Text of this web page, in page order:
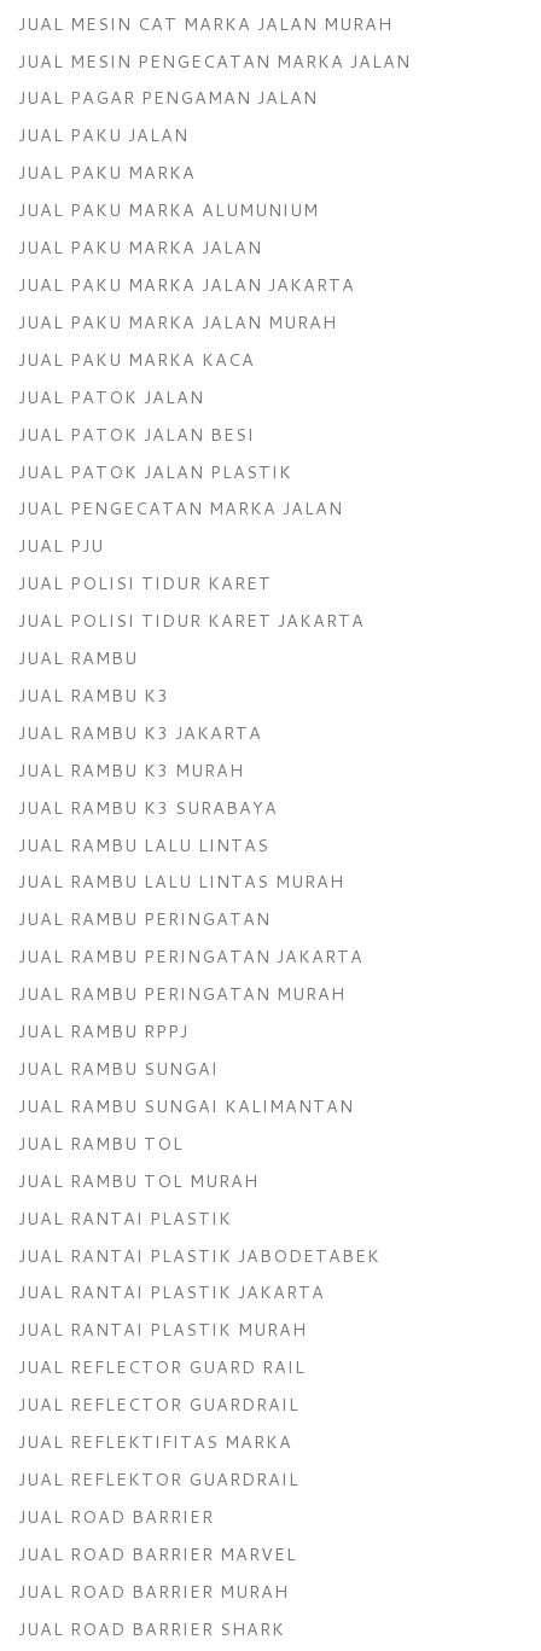
JUAL MESIN CAT MARKA JALAN MURAH
JUAL MESIN PENGECATAN MARKA JALAN
JUAL PAGAR PENGAMAN JALAN
JUAL PAKU JALAN
JUAL PAKU MARKA
JUAL PAKU MARKA ALUMUNIUM
JUAL PAKU MARKA JALAN
JUAL PAKU MARKA JALAN JAKARTA
JUAL PAKU MARKA JALAN MURAH
JUAL PAKU MARKA KACA
JUAL PATOK JALAN
JUAL PATOK JALAN BESI
JUAL PATOK JALAN PLASTIK
JUAL PENGECATAN MARKA JALAN
JUAL PJU
JUAL POLISI TIDUR KARET
JUAL POLISI TIDUR KARET JAKARTA
JUAL RAMBU
JUAL RAMBU K3
JUAL RAMBU K3 JAKARTA
JUAL RAMBU K3 MURAH
JUAL RAMBU K3 SURABAYA
JUAL RAMBU LALU LINTAS
JUAL RAMBU LALU LINTAS MURAH
JUAL RAMBU PERINGATAN
JUAL RAMBU PERINGATAN JAKARTA
JUAL RAMBU PERINGATAN MURAH
JUAL RAMBU RPPJ
JUAL RAMBU SUNGAI
JUAL RAMBU SUNGAI KALIMANTAN
JUAL RAMBU TOL
JUAL RAMBU TOL MURAH
JUAL RANTAI PLASTIK
JUAL RANTAI PLASTIK JABODETABEK
JUAL RANTAI PLASTIK JAKARTA
JUAL RANTAI PLASTIK MURAH
JUAL REFLECTOR GUARD RAIL
JUAL REFLECTOR GUARDRAIL
JUAL REFLEKTIFITAS MARKA
JUAL REFLEKTOR GUARDRAIL
JUAL ROAD BARRIER
JUAL ROAD BARRIER MARVEL
JUAL ROAD BARRIER MURAH
JUAL ROAD BARRIER SHARK